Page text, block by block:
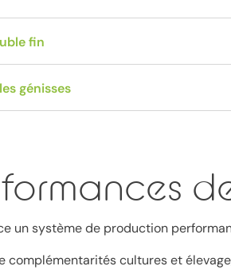
fin
génisses
un système de production
complémentarités cultures et